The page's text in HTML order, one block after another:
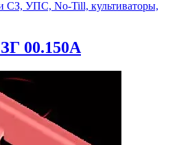
СЗ, УПС, No-Till, культиваторы,
00.150А